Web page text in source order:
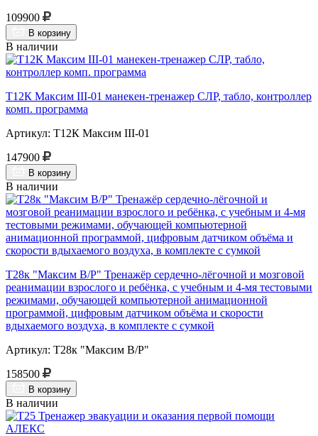
109900
В корзину
В наличии
Т12К Максим III-01 манекен-тренажер СЛР, табло, контроллер
комп. программа
Артикул: Т12К Максим III-01
147900
В корзину
В наличии
Т28к "Максим В/Р" Тренажёр сердечно-лёгочной и мозговой
реанимации взрослого и ребёнка, с учебным и 4-мя тестовыми
режимами, обучающей компьютерной анимационной
программой, цифровым датчиком объёма и скорости
вдыхаемого воздуха, в комплекте с сумкой
Артикул: Т28к "Максим В/Р"
158500
В корзину
В наличии